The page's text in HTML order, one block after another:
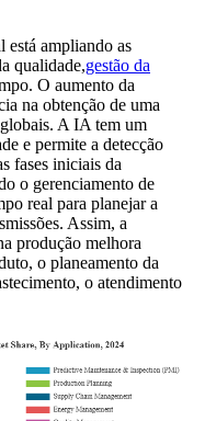
está ampliando as
qualidade,gestão da
O aumento da
na obtenção de uma
A IA tem um
e permite a detecção
fases iniciais da
o gerenciamento de
real para planejar a
Assim, a
produção melhora
o planeamento da
o atendimento